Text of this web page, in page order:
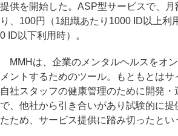
提供を開始した。ASP型サービスで、月
り、100円（1組織あたり1000 ID以上利
0 ID以下利用時）。
MMHは、企業のメンタルヘルスをオ
メントするためのツール。もともとは
自社スタッフの健康管理のために開発・
で、他社から引き合いがあり試験的に提
たため、サービス提供に踏み切ったとい